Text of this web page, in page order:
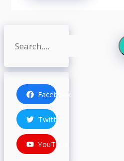
Facebook
Twitter
YouTube